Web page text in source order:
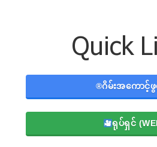
Quick
®️ဂိမ်းအကောင့်ဖွ
ရုပ်ရှင်